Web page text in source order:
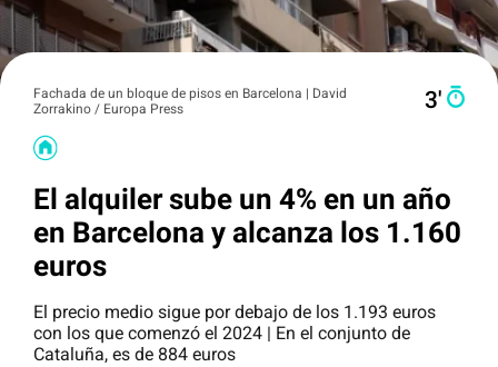
Fachada de un bloque de pisos en Barcelona | David
Zorrakino / Europa Press
3′
El alquiler sube un 4% en un año
en Barcelona y alcanza los 1.160
euros
El precio medio sigue por debajo de los 1.193 euros
con los que comenzó el 2024 | En el conjunto de
Cataluña, es de 884 euros